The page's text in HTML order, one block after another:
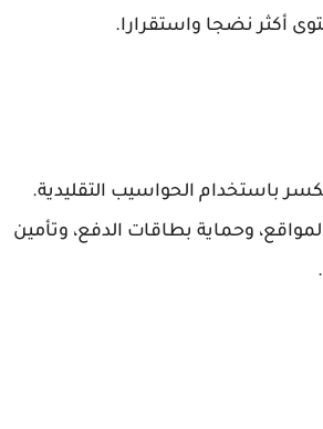
أكثر نضجا واستقرارا.
باستخدام الحواسيب التقليدية.
وحماية بطاقات الدفع، وتأمين